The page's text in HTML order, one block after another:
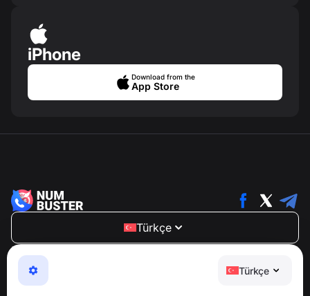
Türkçe
iPhone
Download from the
App Store
Türkçe
NumBuster © 2013—2026 ·
Telefon dolandırıcılığına, spam’e ve istenmeyen
mesajlara karşı koruma sağlayan kullanımı kolay bir